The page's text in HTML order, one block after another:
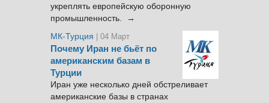
укреплять европейскую оборонную
промышленность. →
МК-Турция
| 04 Март
Почему Иран не бьёт по
американским базам в
Турции
Иран уже несколько дней обстреливает
американские базы в странах